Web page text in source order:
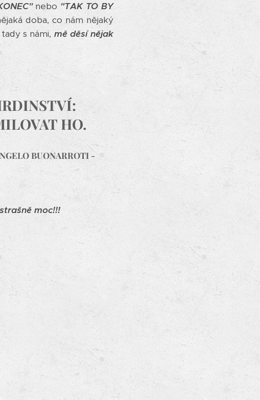
nebo "TAK TO BY
doba, co nám nějaký
s námi, mě děsí nějak
HO.
BUONARROTI -
moc!!!